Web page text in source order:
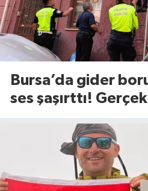
Bursa’da gider
ses şaşırttı!